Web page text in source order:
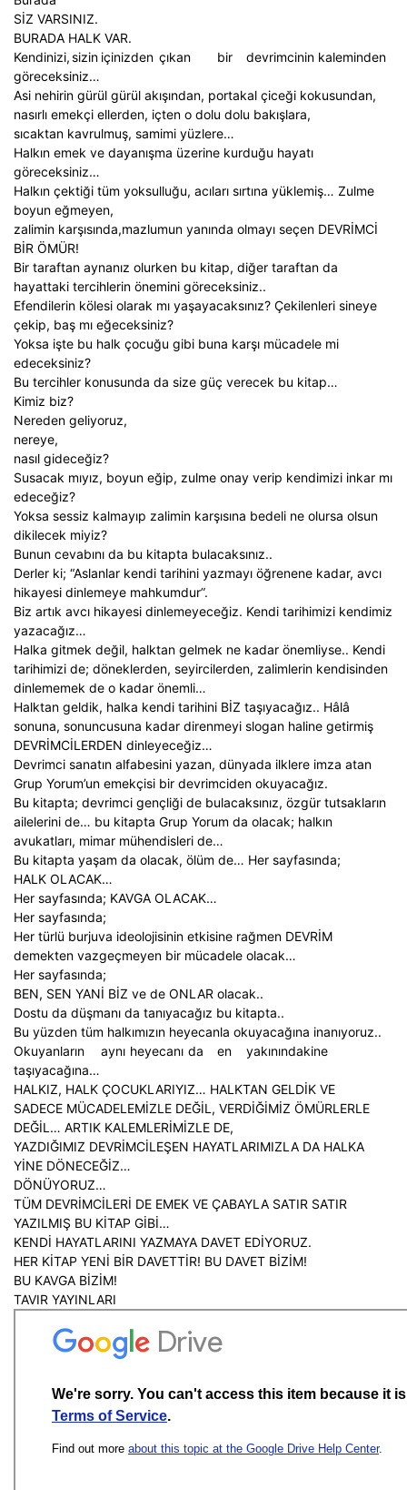
SİZ VARSINIZ.
BURADA HALK VAR.
Kendinizi,sizin içinizden çıkan bir
devrimcinin kaleminden
göreceksiniz…
Asi nehirin gürül gürül akışından, portakal çiceği kokusundan,
nasırlı emekçi ellerden, içten o dolu dolu bakışlara,
sıcaktan kavrulmuş, samimi yüzlere…
Halkın emek ve dayanışma üzerine kurduğu hayatı
göreceksiniz…
Halkın çektiği tüm yoksulluğu, acıları sırtına yüklemiş… Zulme
boyun eğmeyen,
zalimin karşısında,mazlumun yanında olmayı seçen DEVRİMCİ
BİR ÖMÜR!
Bir taraftan aynanız olurken bu kitap, diğer taraftan da
hayattaki tercihlerin önemini göreceksiniz..
Efendilerin kölesi olarak mı yaşayacaksınız? Çekilenleri sineye
çekip, baş mı eğeceksiniz?
Yoksa işte bu halk çocuğu gibi buna karşı mücadele mi
edeceksiniz?
Bu tercihler konusunda da size güç verecek bu kitap…
Kimiz biz?
Nereden geliyoruz,
nereye,
nasıl gideceğiz?
Susacak mıyız, boyun eğip, zulme onay verip kendimizi inkar mı
edeceğiz?
Yoksa sessiz kalmayıp zalimin karşısına bedeli ne olursa olsun
dikilecek miyiz?
Bunun cevabını da bu kitapta bulacaksınız..
Derler ki; “Aslanlar kendi tarihini yazmayı öğrenene kadar, avcı
hikayesi dinlemeye mahkumdur”.
Biz artık avcı hikayesi dinlemeyeceğiz. Kendi tarihimizi kendimiz
yazacağız…
Halka gitmek değil, halktan gelmek ne kadar önemliyse.. Kendi
tarihimizi de; döneklerden, seyircilerden, zalimlerin kendisinden
dinlememek de o kadar önemli…
Halktan geldik, halka kendi tarihini BİZ taşıyacağız.. Hâlâ
sonuna, sonuncusuna kadar direnmeyi slogan haline getirmiş
DEVRİMCİLERDEN dinleyeceğiz…
Devrimci sanatın alfabesini yazan, dünyada ilklere imza atan
Grup Yorum’un emekçisi bir devrimciden okuyacağız.
Bu kitapta; devrimci gençliği de bulacaksınız, özgür tutsakların
ailelerini de… bu kitapta Grup Yorum da olacak; halkın
avukatları, mimar mühendisleri de…
Bu kitapta yaşam da olacak, ölüm de… Her sayfasında;
HALK OLACAK…
Her sayfasında; KAVGA OLACAK…
Her sayfasında;
Her türlü burjuva ideolojisinin etkisine rağmen DEVRİM
demekten vazgeçmeyen bir mücadele olacak…
Her sayfasında;
BEN, SEN YANİ BİZ ve de ONLAR olacak..
Dostu da düşmanı da tanıyacağız bu kitapta..
Bu yüzden tüm halkımızın heyecanla okuyacağına inanıyoruz..
Okuyanların
aynı heyecanı da en
yakınındakine
taşıyacağına…
HALKIZ, HALK ÇOCUKLARIYIZ… HALKTAN GELDİK VE
SADECE MÜCADELEMİZLE DEĞİL, VERDİĞİMİZ ÖMÜRLERLE
DEĞİL… ARTIK KALEMLERİMİZLE DE,
YAZDIĞIMIZ DEVRİMCİLEŞEN HAYATLARIMIZLA DA HALKA
YİNE DÖNECEĞİZ…
DÖNÜYORUZ…
TÜM DEVRİMCİLERİ DE EMEK VE ÇABAYLA SATIR SATIR
YAZILMIŞ BU KİTAP GİBİ…
KENDİ HAYATLARINI YAZMAYA DAVET EDİYORUZ.
HER KİTAP YENİ BİR DAVETTİR! BU DAVET BİZİM!
BU KAVGA BİZİM!
TAVIR YAYINLARI